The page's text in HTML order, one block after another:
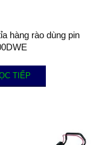
hàng rào dùng pin
TIẾP